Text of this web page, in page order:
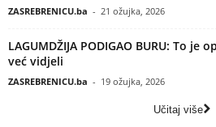
ZASREBRENICU.ba - 21 ožujka, 2026
LAGUMDŽIJA PODIGAO BURU: To je
već vidjeli
ZASREBRENICU.ba - 19 ožujka, 2026
Učitaj više